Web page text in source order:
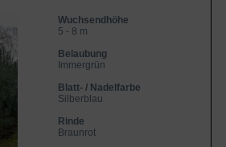
Wuchsendhöhe
5 - 8 m
Belaubung
Immergrün
Blatt- / Nadelfarbe
Silberblau
Rinde
Braunrot